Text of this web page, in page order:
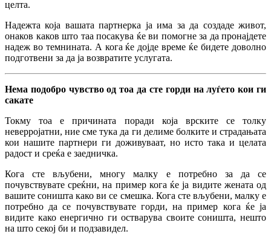
целта.
Надежта која вашата партнерка ја има за да создаде живот,
онаков каков што таа посакува ќе ви помогне за да пронајдете
надеж во темнината. А кога ќе дојде време ќе бидете доволно
подготвени за да ја возвратите услугата.
Нема подобро чувство од тоа да сте горди на луѓето кои ги
сакате
Токму тоа е причината поради која врските се толку
неверројатни, ние сме тука да ги делиме болките и страдањата
кои нашите партнери ги доживуваат, но исто така и целата
радост и среќа е заедничка.
Кога сте вљубени, многу малку е потребно за да се
почувствувате среќни, на пример кога ќе ја видите жената од
вашите соништа како ви се смешка. Кога сте вљубени, малку е
потребно да се почувствувате горди, на пример кога ќе ја
видите како енергично ги остварува своите соништа, нешто
на што секој би и подзавидел.